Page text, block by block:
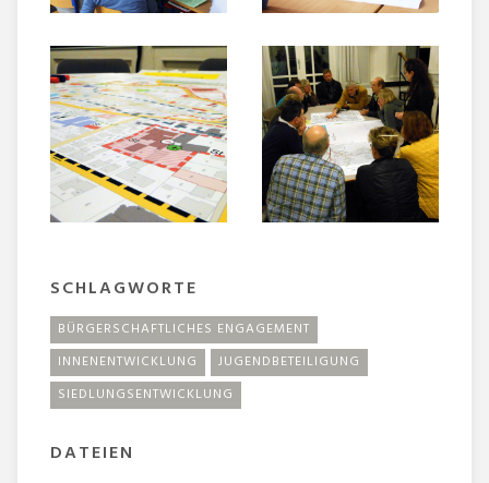
SCHLAGWORTE
BÜRGERSCHAFTLICHES ENGAGEMENT
INNENENTWICKLUNG
JUGENDBETEILIGUNG
SIEDLUNGSENTWICKLUNG
DATEIEN